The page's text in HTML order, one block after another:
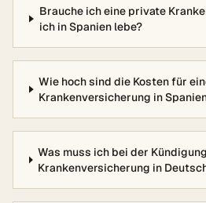
Brauche ich eine private
ich in Spanien lebe?
Wie hoch sind die Kosten für
Krankenversicherung in
Was muss ich bei der
Krankenversicherung in